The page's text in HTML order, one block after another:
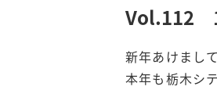
Vol.112
新年あけまし
本年も栃木シ